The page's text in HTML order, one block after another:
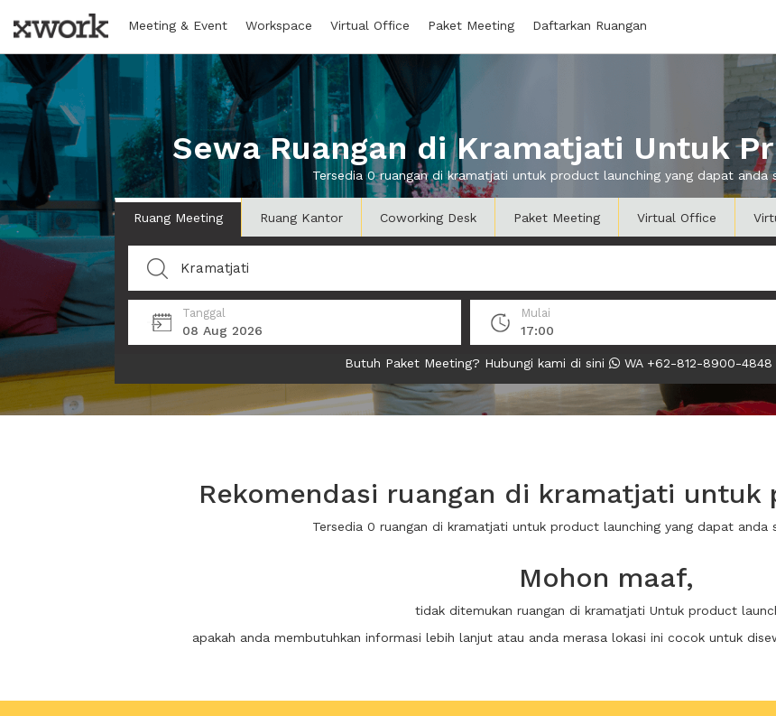
Meeting & Event Workspace Virtual Office Paket Meeting Daftarkan Ruangan
Sewa Ruangan di Kramatjati Untuk
Tersedia 0 ruangan di kramatjati untuk product launching yang dapat anda
Ruang Meeting Ruang Kantor Coworking Desk Paket Meeting Virtual Office
Tanggal
08 Aug 2026
Mulai
17:00
Butuh Paket Meeting? Hubungi kami di sini WA +62-812-8900-4848
Rekomendasi ruangan di kramatjati
Tersedia 0 ruangan di kramatjati untuk product launching yang dapat anda
Mohon maaf,
tidak ditemukan ruangan di kramatjati Untuk product
apakah anda membutuhkan informasi lebih lanjut atau anda merasa lokasi ini cocok untuk